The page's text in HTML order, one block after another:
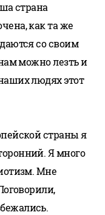
страна
как та же
со своим
можно лезть и
людях этот
страны я
Я много
Мне